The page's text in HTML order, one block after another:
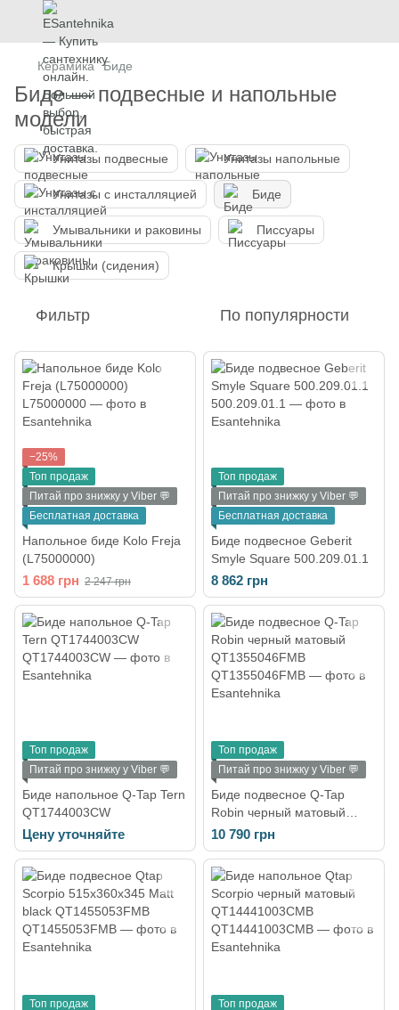
Керамика Биде
Биде — подвесные и напольные
модели
Унитазы подвесные Унитазы напольные
Унитазы с инсталляцией Биде
Умывальники и раковины Писсуары
Крышки (сидения)
Фильтр По популярности
−25%
Топ продаж
Питай про знижку у Viber 💬
Бесплатная доставка
Напольное биде Kolo Freja
(L75000000)
1 688 грн 2 247 грн
Топ продаж
Питай про знижку у Viber 💬
Бесплатная доставка
Биде подвесное Geberit
Smyle Square 500.209.01.1
8 862 грн
Топ продаж
Питай про знижку у Viber 💬
Биде напольное Q-Tap Tern
QT1744003CW
Цену уточняйте
Топ продаж
Питай про знижку у Viber 💬
Биде подвесное Q-Tap
Robin черный матовый
QT1355046FMB
10 790 грн
Топ продаж
Топ продаж